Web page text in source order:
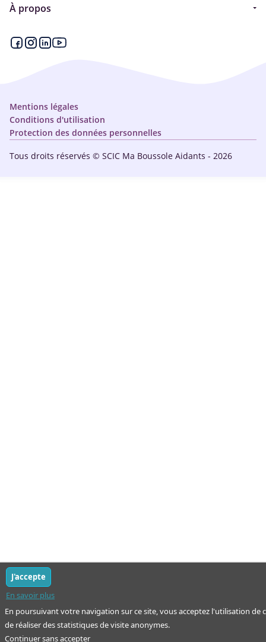
Aides financières et congés
À propos
Qui sommes-nous ?
Tous droits réservés © SCIC Ma Boussole Aidants - 2026
Mentions légales
Conditions d'utilisation
Protection des données personnelles
En poursuivant votre navigation sur ce site, vous acceptez l'utilisation de
de réaliser des statistiques de visite anonymes.
En savoir plus
J'accepte
Continuer sans accepter